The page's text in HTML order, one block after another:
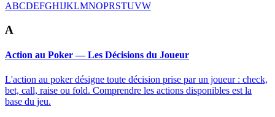
ABCDEFGHIJKLMNOPRSTUVW
A
Action au Poker — Les Décisions du Joueur
L'action au poker désigne toute décision prise par un joueur : check,
bet, call, raise ou fold. Comprendre les actions disponibles est la
base du jeu.